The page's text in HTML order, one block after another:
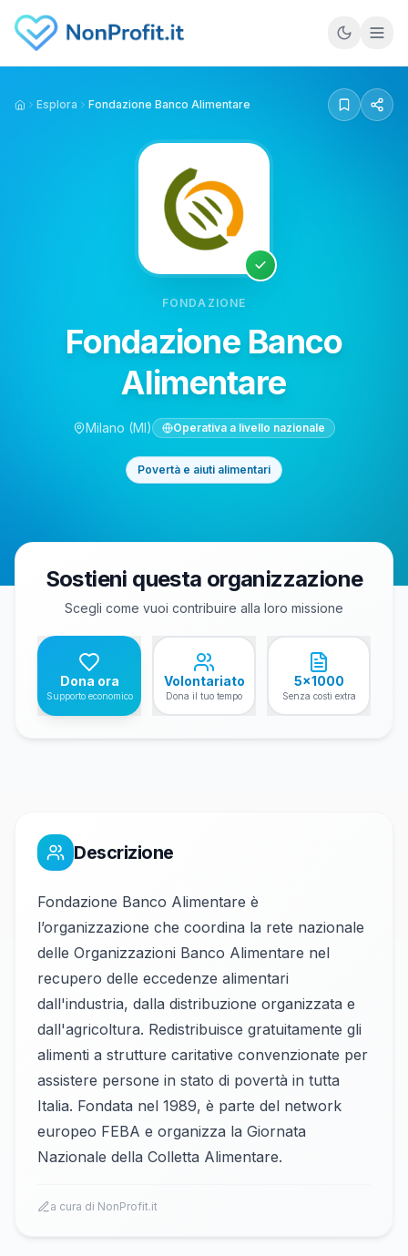
Vai al contenuto principale
HomeEsplora Fondazione Banco Alimentare
FONDAZIONE
Fondazione Banco
Alimentare
Milano (MI) Operativa a livello nazionale
Povertà e aiuti alimentari
Sostieni questa organizzazione
Scegli come vuoi contribuire alla loro missione
Dona ora
Supporto economico
Volontariato
Dona il tuo tempo
5x1000
Senza costi extra
Descrizione
Fondazione Banco Alimentare è
l’organizzazione che coordina la rete nazionale
delle Organizzazioni Banco Alimentare nel
recupero delle eccedenze alimentari
dall'industria, dalla distribuzione organizzata e
dall'agricoltura. Redistribuisce gratuitamente gli
alimenti a strutture caritative convenzionate per
assistere persone in stato di povertà in tutta
Italia. Fondata nel 1989, è parte del network
europeo FEBA e organizza la Giornata
Nazionale della Colletta Alimentare.
a cura di NonProfit.it